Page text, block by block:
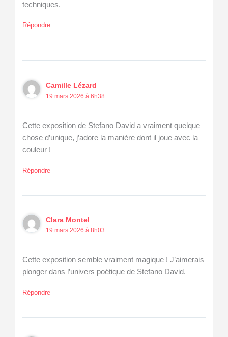
techniques.
Répondre
Camille Lézard
19 mars 2026 à 6h38
Cette exposition de Stefano David a vraiment quelque
chose d’unique, j’adore la manière dont il joue avec la
couleur !
Répondre
Clara Montel
19 mars 2026 à 8h03
Cette exposition semble vraiment magique ! J’aimerais
plonger dans l’univers poétique de Stefano David.
Répondre